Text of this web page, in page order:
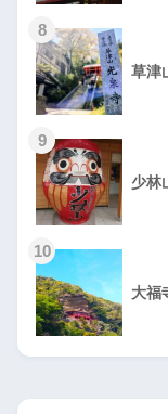
8
草津
9
少林
10
大福